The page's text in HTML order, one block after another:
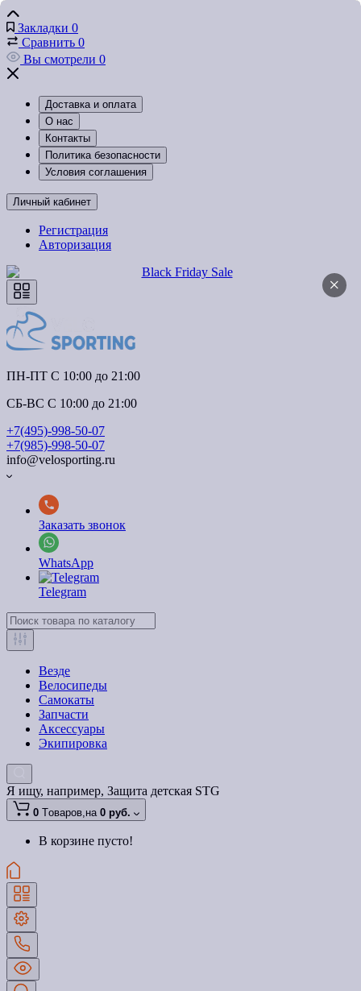
Закладки 0
Сравнить 0
Вы смотрели 0
Доставка и оплата
О нас
Контакты
Политика безопасности
Условия соглашения
Личный кабинет
Регистрация
Авторизация
×
ПН-ПТ C 10:00 до 21:00
СБ-ВС С 10:00 до 21:00
+7(495)-998-50-07
+7(985)-998-50-07
info@velosporting.ru
Заказать звонок
WhatsApp
Telegram
Везде
Велосипеды
Самокаты
Запчасти
Аксессуары
Экипировка
Я ищу, например, Защита детская STG
0 Tоваров,на 0 руб.
В корзине пусто!